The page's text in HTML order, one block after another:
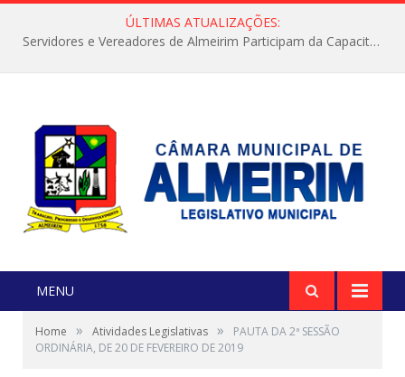
ÚLTIMAS ATUALIZAÇÕES:
Servidores e Vereadores de Almeirim Participam da Capacitação “Orientar é a Nossa Missão”
MENU
Home » Atividades Legislativas »
PAUTA DA 2ª SESSÃO
ORDINÁRIA, DE 20 DE FEVEREIRO DE 2019